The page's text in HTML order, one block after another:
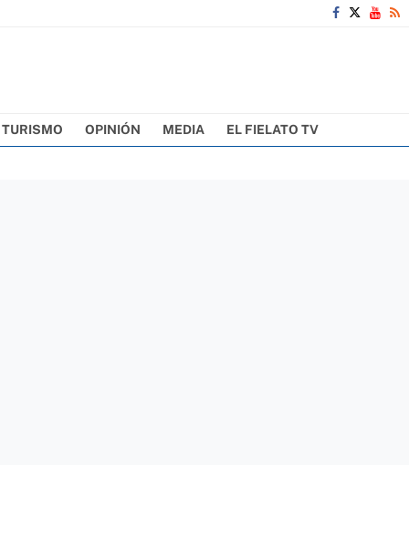
TURISMO OPINIÓN MEDIA EL FIELATO TV